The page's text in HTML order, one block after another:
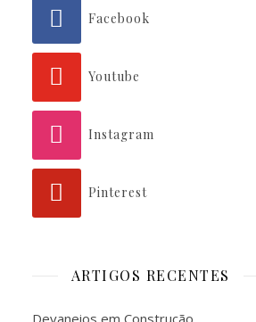
Facebook
Youtube
Instagram
Pinterest
ARTIGOS RECENTES
Devaneios em Construção